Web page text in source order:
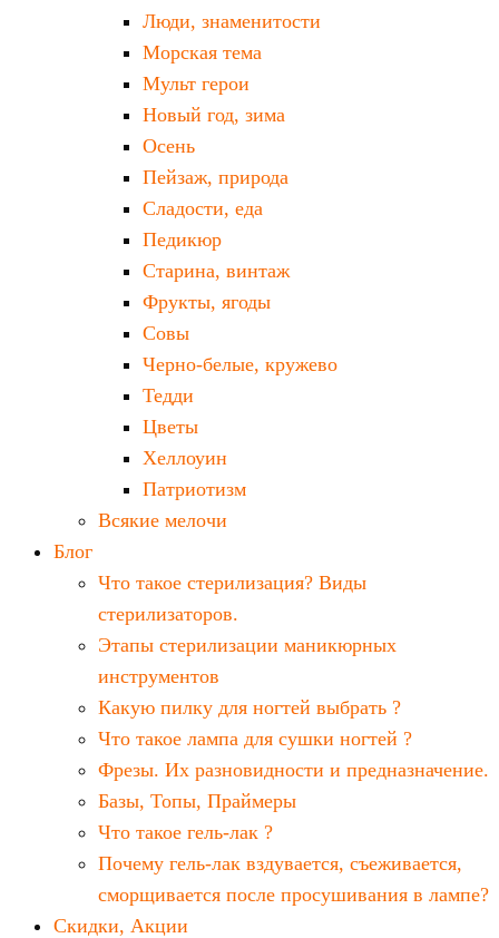
Люди, знаменитости
Морская тема
Мульт герои
Новый год, зима
Осень
Пейзаж, природа
Сладости, еда
Педикюр
Старина, винтаж
Фрукты, ягоды
Совы
Черно-белые, кружево
Тедди
Цветы
Хеллоуин
Патриотизм
Всякие мелочи
Блог
Что такое стерилизация? Виды
стерилизаторов.
Этапы стерилизации маникюрных
инструментов
Какую пилку для ногтей выбрать ?
Что такое лампа для сушки ногтей ?
Фрезы. Их разновидности и предназначение.
Базы, Топы, Праймеры
Что такое гель-лак ?
Почему гель-лак вздувается, съеживается,
сморщивается после просушивания в лампе?
Скидки, Акции